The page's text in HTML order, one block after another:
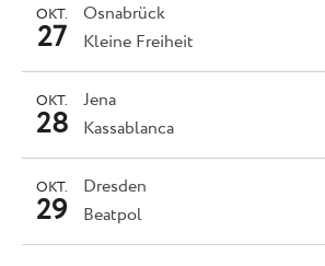
Osnabrück
OKT.
27 Kleine Freiheit
Jena
OKT.
28 Kassablanca
Dresden
OKT.
29 Beatpol